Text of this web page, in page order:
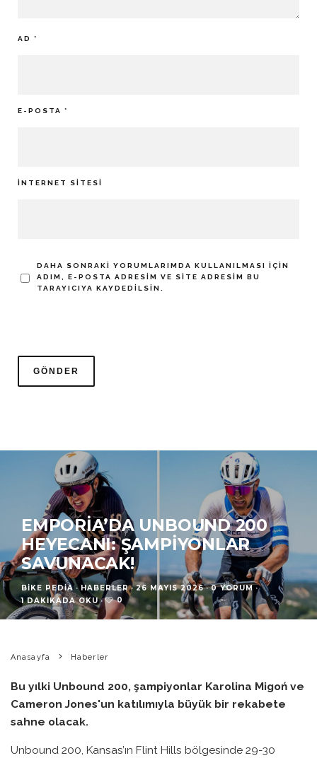
AD *
E-POSTA *
İNTERNET SITESI
DAHA SONRAKI YORUMLARIMDA KULLANILMASI IÇIN
ADIM, E-POSTA ADRESIM VE SITE ADRESIM BU
TARAYICIYA KAYDEDILSIN.
EMPORIA’DA UNBOUND 200
HEYECANI: ŞAMPIYONLAR
SAVUNACAK!
BIKE PEDIA · HABERLER · 26 MAYIS 2026 · 0 YORUM ·
1 DAKIKADA OKU · 0
Anasayfa Haberler
Bu yılki Unbound 200, şampiyonlar Karolina Migoń ve
Cameron Jones'un katılımıyla büyük bir rekabete
sahne olacak.
Unbound 200, Kansas’ın Flint Hills bölgesinde 29-30